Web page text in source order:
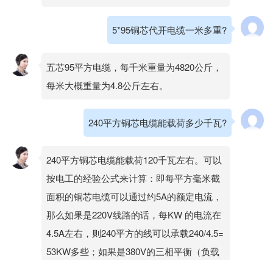
5*95铜芯代开电缆一米多重?
五芯95平方电缆，每千米重量为4820公斤，
每米大概重量为4.8公斤左右。
240平方铜芯电缆能载荷多少千瓦?
240平方铜芯电缆能载荷120千瓦左右。可以
按电工的经验公式来计算：即每平方毫米截
面积的铜芯电缆可以通过约5A的额定电流，
那么如果是220V线路的话，每KW 的电流在
4.5A左右，则240平方的线可以承载240/4.5=
53KW多些；如果是380V的三相平衡（负载